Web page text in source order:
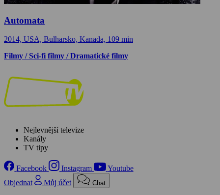
Automata
2014, USA, Bulharsko, Kanada, 109 min
Filmy / Sci-fi filmy / Dramatické filmy
Nejlevnější televize
Kanály
TV tipy
Facebook Instagram
Youtube
Objednat
Můj účet Chat